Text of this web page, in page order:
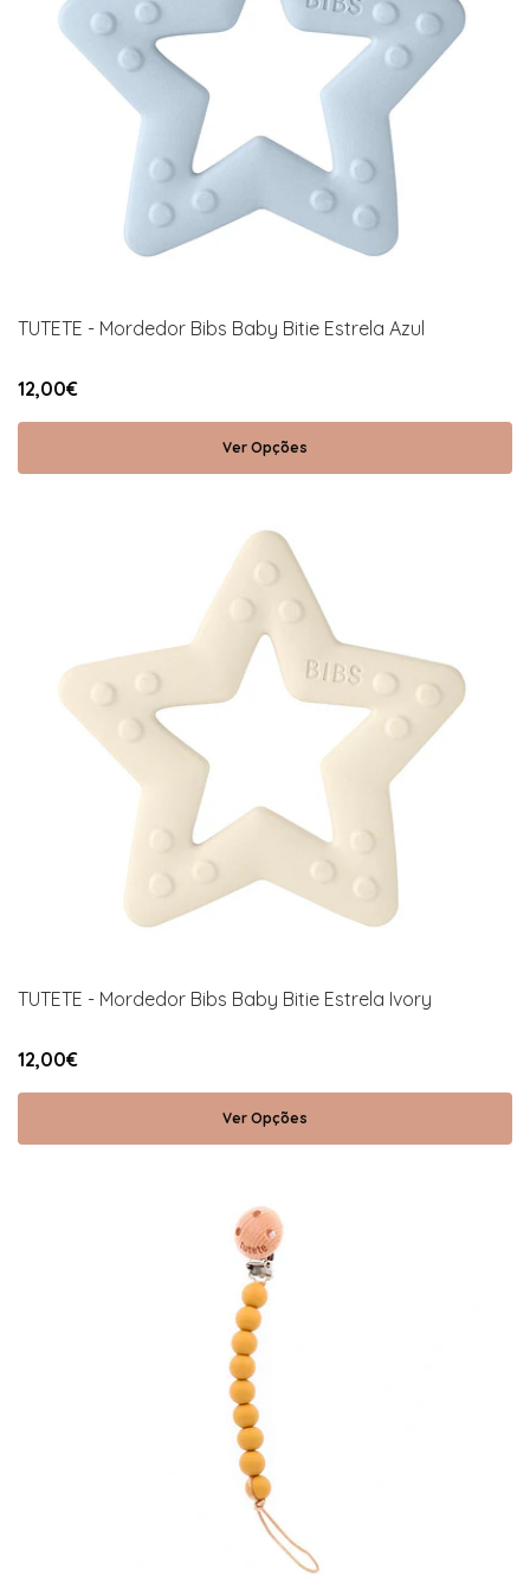
TUTETE - Mordedor Bibs Baby Bitie Estrela Azul
12,00€
Ver Opções
TUTETE - Mordedor Bibs Baby Bitie Estrela Ivory
12,00€
Ver Opções